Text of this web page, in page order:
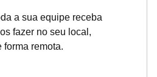
a sua equipe receba
fazer no seu local,
forma remota.